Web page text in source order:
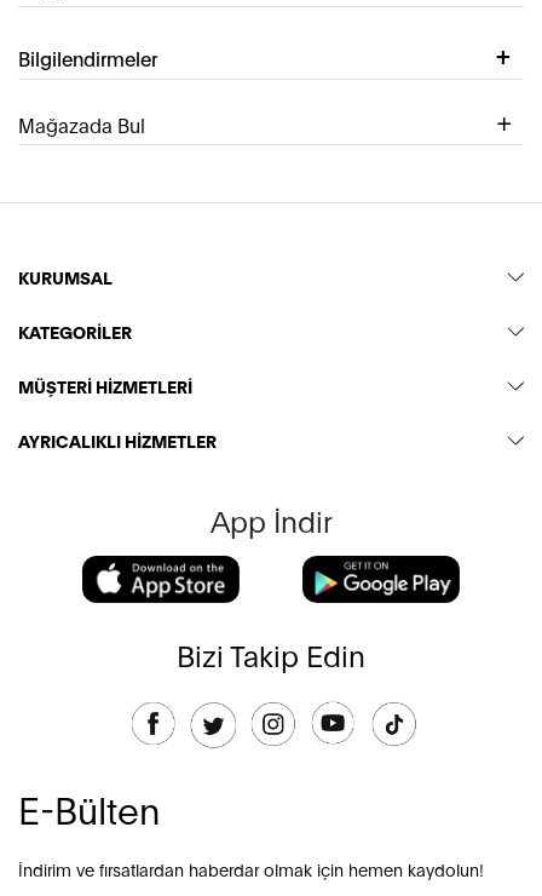
Bilgilendirmeler
Mağazada Bul
KURUMSAL
KATEGORİLER
MÜŞTERİ HİZMETLERİ
AYRICALIKLI HİZMETLER
App İndir
Bizi Takip Edin
E-Bülten
İndirim ve fırsatlardan haberdar olmak için hemen kaydolun!